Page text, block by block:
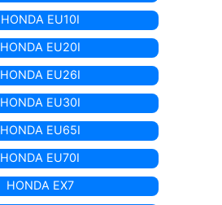
HONDA EU10I
HONDA EU20I
HONDA EU26I
HONDA EU30I
HONDA EU65I
HONDA EU70I
HONDA EX7